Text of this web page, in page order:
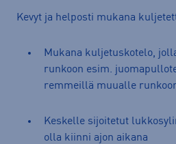
Kevyt ja helposti mukana
Mukana kuljetuskotelo,
runkoon esim.
remmeillä muualle
Keskelle sijoitetut
olla kiinni ajon aikana